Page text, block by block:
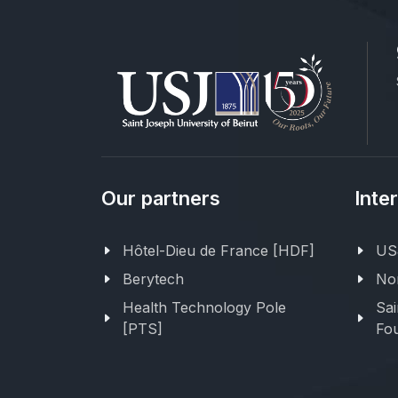
Our partners
Hôtel-Dieu de France [HDF]
Berytech
Health Technology Pole
[PTS]